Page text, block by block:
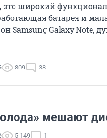
широкий
батарея и
Samsung Galaxy Note,
809 38
мешают
5 149 1